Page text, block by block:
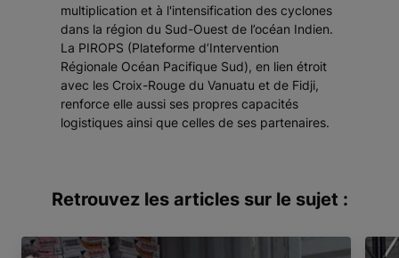
multiplication et à l'intensification des cyclones
dans la région du Sud-Ouest de l’océan Indien.
La PIROPS (Plateforme d’Intervention
Régionale Océan Pacifique Sud), en lien étroit
avec les Croix-Rouge du Vanuatu et de Fidji,
renforce elle aussi ses propres capacités
logistiques ainsi que celles de ses partenaires.
Retrouvez les articles sur le sujet :